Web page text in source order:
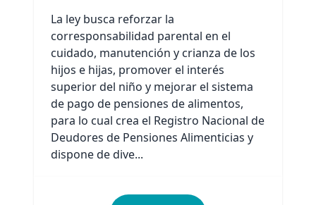
La ley busca reforzar la
corresponsabilidad parental en el
cuidado, manutención y crianza de los
hijos e hijas, promover el interés
superior del niño y mejorar el sistema
de pago de pensiones de alimentos,
para lo cual crea el Registro Nacional de
Deudores de Pensiones Alimenticias y
dispone de dive...